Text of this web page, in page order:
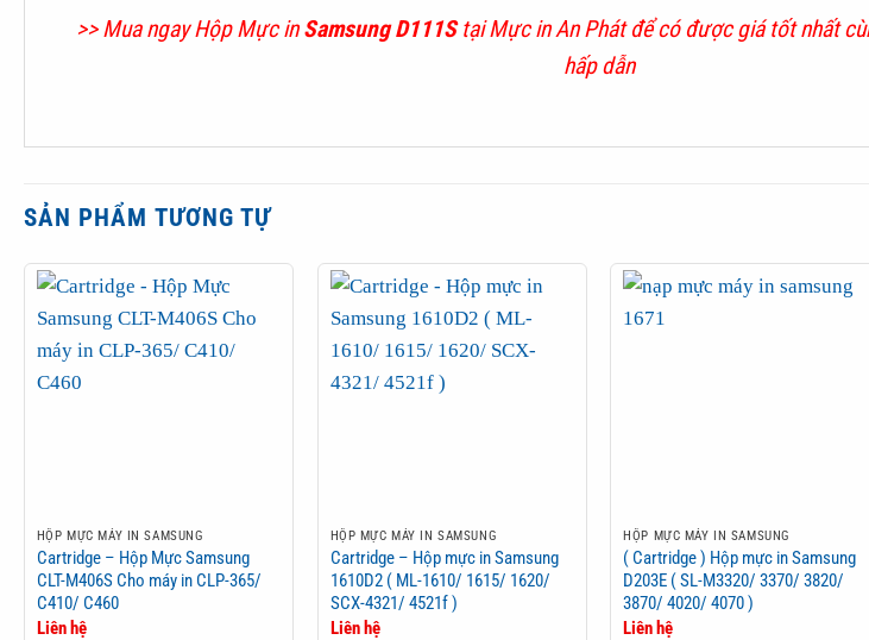
>> Mua ngay Hộp Mực inSamsung D111StạiMực in An Phátđể có được giá tốt nhất
hấp dẫn
SẢN PHẨM TƯƠNG TỰ
HỘP MỰC MÁY IN SAMSUNG
Cartridge – Hộp Mực Samsung
CLT-M406S Cho máy in CLP-365/
C410/ C460
Liên hệ
HỘP MỰC MÁY IN SAMSUNG
Cartridge – Hộp mực in Samsung
1610D2 ( ML-1610/ 1615/ 1620/
SCX-4321/ 4521f )
Liên hệ
HỘP MỰC MÁY IN SAMSUNG
( Cartridge ) Hộp mực in Samsung
D203E ( SL-M3320/ 3370/ 3820/
3870/ 4020/ 4070 )
Liên hệ